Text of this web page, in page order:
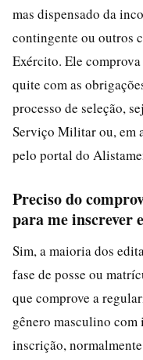
mas dispensado da
contingente ou outros
Exército. Ele comprova
quite com as
processo de seleção,
Serviço Militar ou, em
pelo portal do
Preciso do
para me inscrever
Sim, a maioria dos
fase de posse ou
que comprove a
gênero masculino com
inscrição,